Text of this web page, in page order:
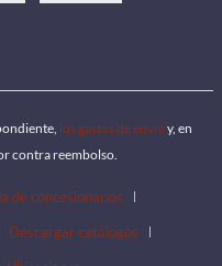
los gastos de envío y, en
contra reembolso.
de concesionarios
Descargar catálogos